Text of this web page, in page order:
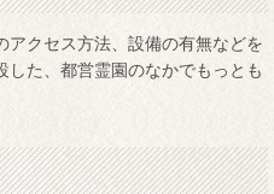
アクセス方法、設備の有無などを
した、都営霊園のなかでもっとも